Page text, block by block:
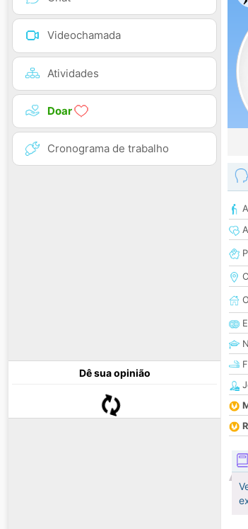
Videochamada
Atividades
Doar
Cronograma de trabalho
Dê sua opinião